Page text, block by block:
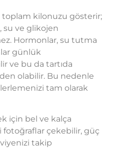
toplam kilonuzu gösterir;
su ve glikojen
Hormonlar, su tutma
günlük
ve bu da tartıda
olabilir. Bu nedenle
tam olarak
için bel ve kalça
çekebilir, güç
takip